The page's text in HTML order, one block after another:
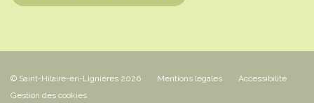
© Saint-Hilaire-en-Lignières 2026 Mentions légales
Accessibilité
Gestion des cookies